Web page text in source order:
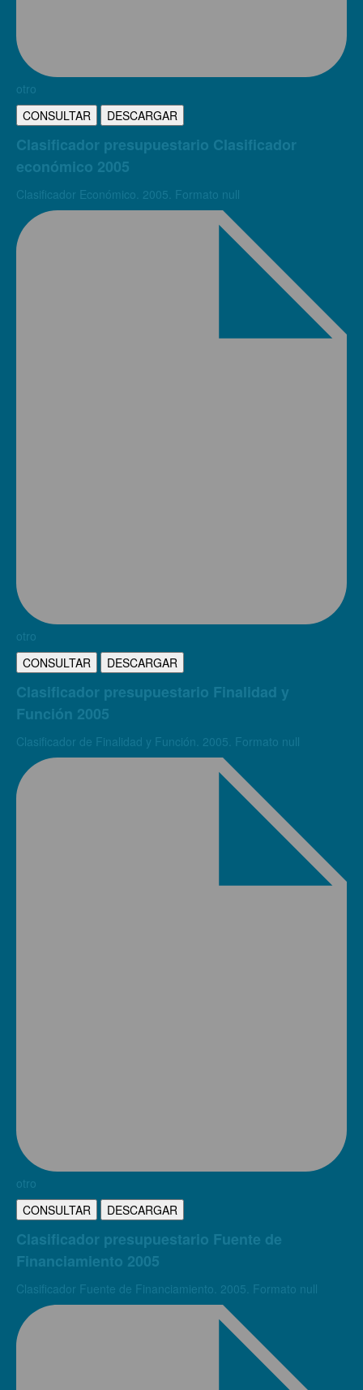
otro
CONSULTAR
DESCARGAR
Clasificador presupuestario Clasificador
económico 2005
Clasificador Económico. 2005. Formato null
otro
CONSULTAR
DESCARGAR
Clasificador presupuestario Finalidad y
Función 2005
Clasificador de Finalidad y Función. 2005. Formato null
otro
CONSULTAR
DESCARGAR
Clasificador presupuestario Fuente de
Financiamiento 2005
Clasificador Fuente de Financiamiento. 2005. Formato null